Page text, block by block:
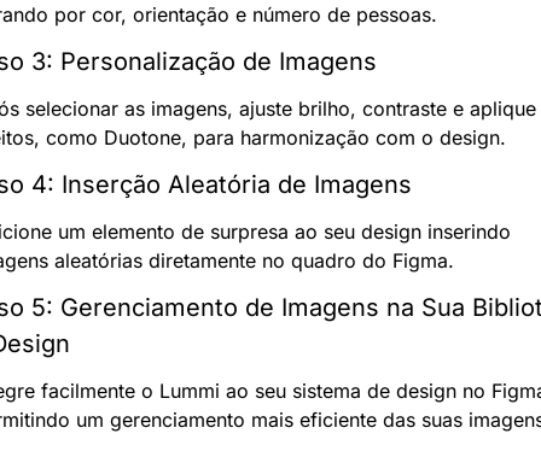
por cor, orientação e número de pessoas.
3: Personalização de Imagens
selecionar as imagens, ajuste brilho, contraste e aplique
como Duotone, para harmonização com o design.
4: Inserção Aleatória de Imagens
um elemento de surpresa ao seu design inserindo
aleatórias diretamente no quadro do Figma.
5: Gerenciamento de Imagens na Sua
facilmente o Lummi ao seu sistema de design no
um gerenciamento mais eficiente das suas